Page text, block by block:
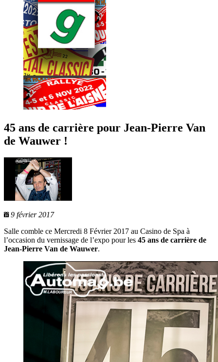
45 ans de carrière pour Jean-Pierre Van
de Wauwer !
9 février 2017
Salle comble ce Mercredi 8 Février 2017 au Casino de Spa à
l’occasion du vernissage de l’expo pour les 45 ans de carrière de
Jean-Pierre Van de Wauwer.